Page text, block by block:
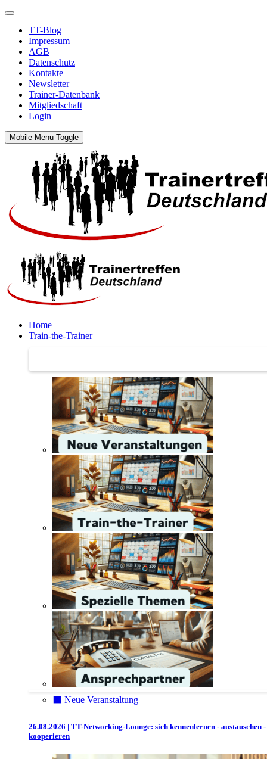
TT-Blog
Impressum
AGB
Datenschutz
Kontakte
Newsletter
Trainer-Datenbank
Mitgliedschaft
Login
Mobile Menu Toggle
Home
Train-the-Trainer
⬛️ Neue Veranstaltung
26.08.2026 | TT-Networking-Lounge: sich kennenlernen - austauschen -
kooperieren